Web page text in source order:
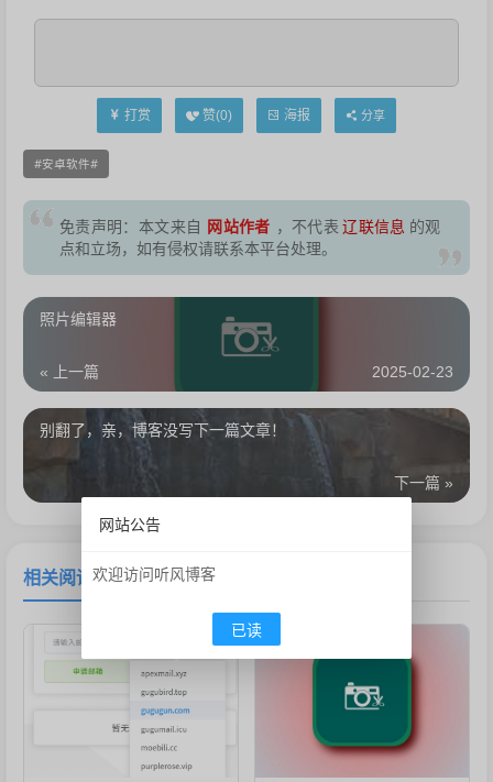
打赏 赞(0) 海报 分享
安卓软件
免责声明：本文来自 网站作者 ，不代表 辽联信息 的观
点和立场，如有侵权请联系本平台处理。
照片编辑器
« 上一篇 2025-02-23
别翻了，亲，博客没写下一篇文章！
下一篇 »
相关阅读
网站公告
欢迎访问听风博客
已读